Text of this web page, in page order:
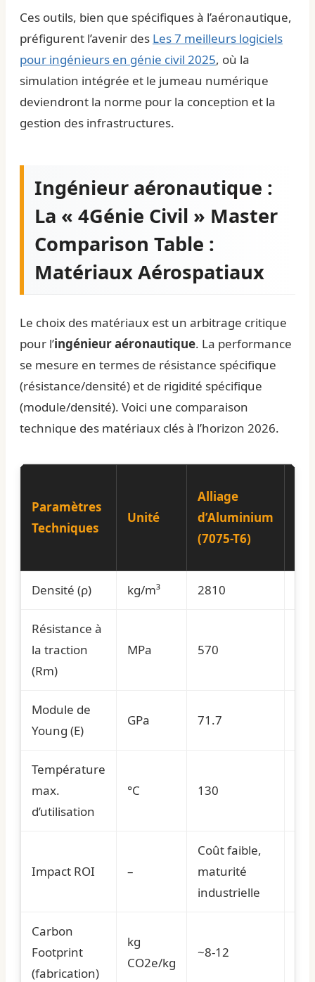
Ces outils, bien que spécifiques à l’aéronautique,
préfigurent l’avenir des Les 7 meilleurs logiciels
pour ingénieurs en génie civil 2025, où la
simulation intégrée et le jumeau numérique
deviendront la norme pour la conception et la
gestion des infrastructures.
Ingénieur aéronautique :
La « 4Génie Civil » Master
Comparison Table :
Matériaux Aérospatiaux
Le choix des matériaux est un arbitrage critique
pour l’ingénieur aéronautique. La performance
se mesure en termes de résistance spécifique
(résistance/densité) et de rigidité spécifique
(module/densité). Voici une comparaison
technique des matériaux clés à l’horizon 2026.
Paramètres
Techniques
Unité
Alliage
d’Aluminium
(7075-T6)
Densité (ρ) kg/m³ 2810
Résistance à
la traction
(Rm)
MPa 570
Module de
Young (E)
GPa 71.7
Température
max.
d’utilisation
°C 130
Impact ROI –
Coût faible,
maturité
industrielle
Carbon
Footprint
(fabrication)
kg
CO2e/kg
~8-12